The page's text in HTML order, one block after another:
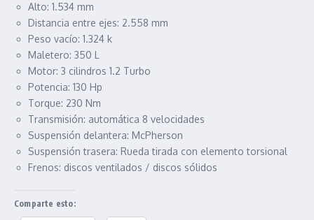
Alto: 1.534 mm
Distancia entre ejes: 2.558 mm
Peso vacío: 1.324 k
Maletero: 350 L
Motor: 3 cilindros 1.2 Turbo
Potencia: 130 Hp
Torque: 230 Nm
Transmisión: automática 8 velocidades
Suspensión delantera: McPherson
Suspensión trasera: Rueda tirada con elemento torsional
Frenos: discos ventilados / discos sólidos
Comparte esto: